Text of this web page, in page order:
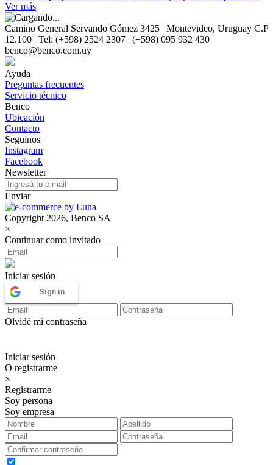
Ver más
Camino General Servando Gómez 3425 | Montevideo, Uruguay C.P
12.100 | Tel: (+598) 2524 2307 | (+598) 095 932 430 |
benco@benco.com.uy
Ayuda
Preguntas frecuentes
Servicio técnico
Benco
Ubicación
Contacto
Seguinos
Instagram
Facebook
Newsletter
Enviar
Copyright 2026, Benco SA
×
Continuar como invitado
Iniciar sesión
Sign in
Olvidé mi contraseña
Iniciar sesión
O registrarme
×
Registrarme
Soy persona
Soy empresa